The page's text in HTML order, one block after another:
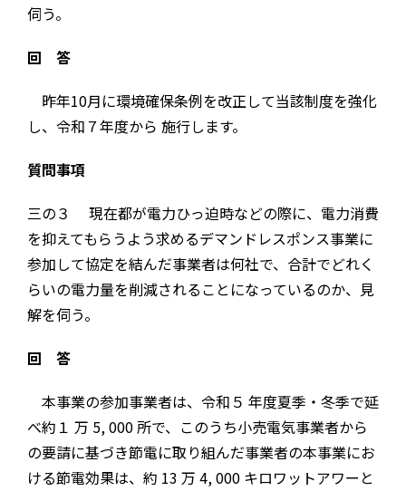
伺う。
回 答
昨年10月に環境確保条例を改正して当該制度を強化
し、令和７年度から 施行します。
質問事項
三の３ 現在都が電力ひっ迫時などの際に、電力消費
を抑えてもらうよう求めるデマンドレスポンス事業に
参加して協定を結んだ事業者は何社で、合計でどれく
らいの電力量を削減されることになっているのか、見
解を伺う。
回 答
本事業の参加事業者は、令和５ 年度夏季・冬季で延
べ約１ 万 5, 000 所で、このうち小売電気事業者から
の要請に基づき節電に取り組んだ事業者の本事業にお
ける節電効果は、約 13 万 4, 000 キロワットアワーと